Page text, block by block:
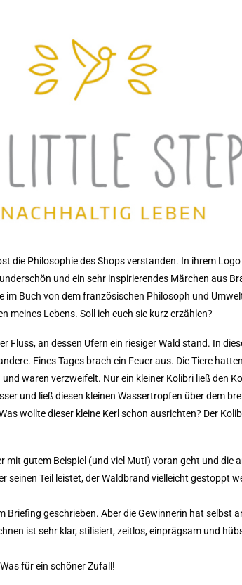
die Philosophie des Shops verstanden. In ihrem
und ein sehr inspirierendes Märchen aus
im Buch von dem französischen Philosoph und
meines Lebens. Soll ich euch sie kurz erzählen?
Fluss, an dessen Ufern ein riesiger Wald stand. In
Eines Tages brach ein Feuer aus. Die Tiere
waren verzweifelt. Nur ein kleiner Kolibri ließ den
und ließ diesen kleinen Wassertropfen über dem
wollte dieser kleine Kerl schon ausrichten? Der
mit gutem Beispiel (und viel Mut!) voran geht und die
seinen Teil leistet, der Waldbrand vielleicht gestoppt
Briefing geschrieben. Aber die Gewinnerin hat selbst
ist sehr klar, stilisiert, zeitlos, einprägsam und
für ein schöner Zufall!